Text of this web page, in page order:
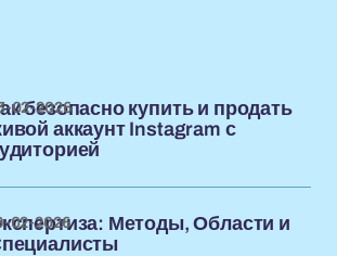
безопасно купить и продать
аккаунт Instagram с
02-2026
Методы, Области и
02-2026